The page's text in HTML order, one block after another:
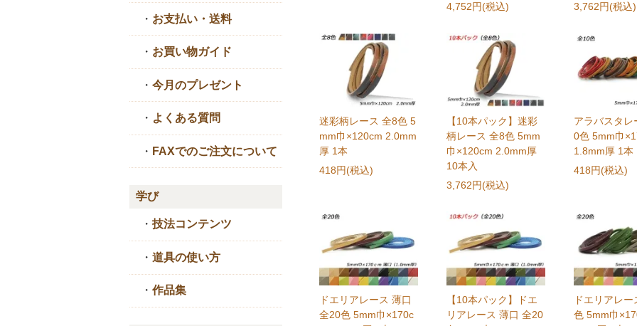
4,752円(税込)
3,762円(税込)
迷彩柄レース 全8色 5
mm巾×120cm 2.0mm
厚 1本
418円(税込)
【10本パック】迷彩
柄レース 全8色 5mm
巾×120cm 2.0mm厚
10本入
3,762円(税込)
アラバスタレ
0色 5mm巾
1.8mm厚 1本
418円(税込)
ドエリアレース 薄口
全20色 5mm巾×170c
【10本パック】ドエ
リアレース 薄口 全20
ドエリアレ
色 5mm巾
・ お支払い・送料
・ お買い物ガイド
・ 今月のプレゼント
・ よくある質問
・ FAXでのご注文について
学び
・ 技法コンテンツ
・ 道具の使い方
・ 作品集